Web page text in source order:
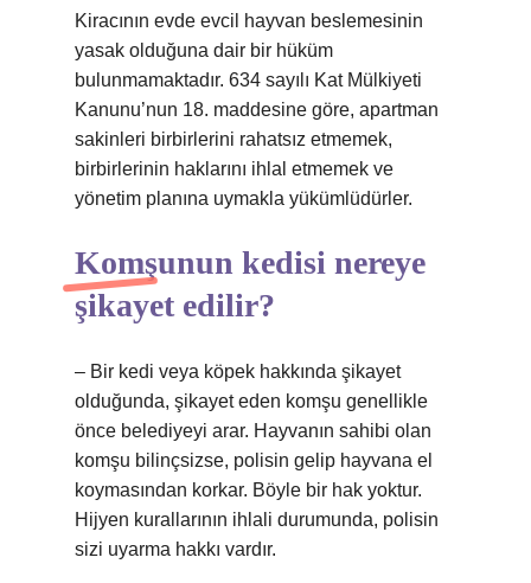
Kiracının evde evcil hayvan beslemesinin
yasak olduğuna dair bir hüküm
bulunmamaktadır. 634 sayılı Kat Mülkiyeti
Kanunu’nun 18. maddesine göre, apartman
sakinleri birbirlerini rahatsız etmemek,
birbirlerinin haklarını ihlal etmemek ve
yönetim planına uymakla yükümlüdürler.
Komşunun kedisi nereye
şikayet edilir?
– Bir kedi veya köpek hakkında şikayet
olduğunda, şikayet eden komşu genellikle
önce belediyeyi arar. Hayvanın sahibi olan
komşu bilinçsizse, polisin gelip hayvana el
koymasından korkar. Böyle bir hak yoktur.
Hijyen kurallarının ihlali durumunda, polisin
sizi uyarma hakkı vardır.